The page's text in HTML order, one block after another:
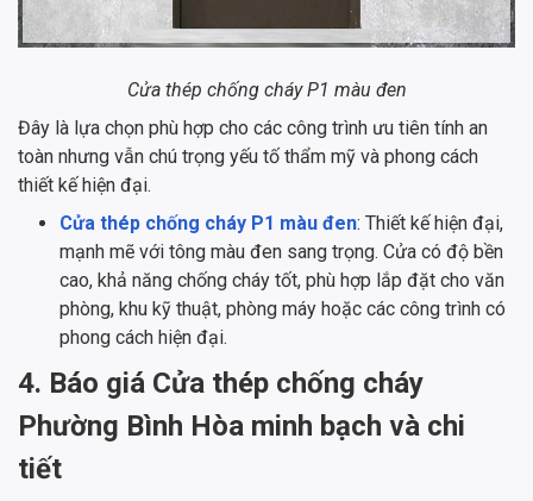
Cửa thép chống cháy P1 màu đen
Đây là lựa chọn phù hợp cho các công trình ưu tiên tính an
toàn nhưng vẫn chú trọng yếu tố thẩm mỹ và phong cách
thiết kế hiện đại.
Cửa thép chống cháy P1 màu đen: Thiết kế hiện đại,
mạnh mẽ với tông màu đen sang trọng. Cửa có độ bền
cao, khả năng chống cháy tốt, phù hợp lắp đặt cho văn
phòng, khu kỹ thuật, phòng máy hoặc các công trình có
phong cách hiện đại.
4. Báo giá Cửa thép chống cháy
Phường Bình Hòa minh bạch và chi
tiết